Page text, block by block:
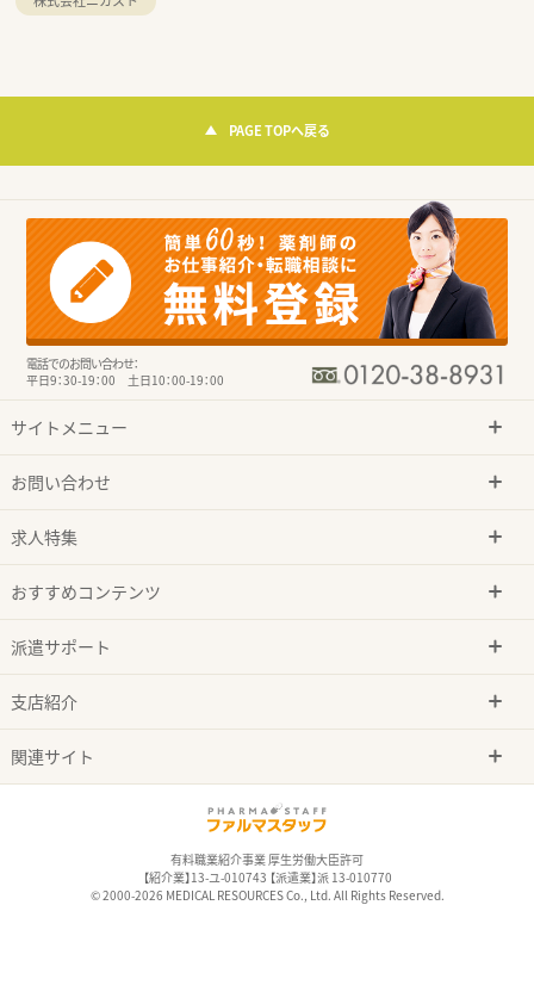
PAGE TOPへ戻る
電話でのお問い合わせ：
平日9：30-19：00 土日10：00-19：00
サイトメニュー
お問い合わせ
求人特集
おすすめコンテンツ
派遣サポート
支店紹介
関連サイト
有料職業紹介事業 厚生労働大臣許可
【紹介業】13-ユ-010743 【派遣業】派 13-010770
© 2000-2026 MEDICAL RESOURCES Co., Ltd. All Rights Reserved.